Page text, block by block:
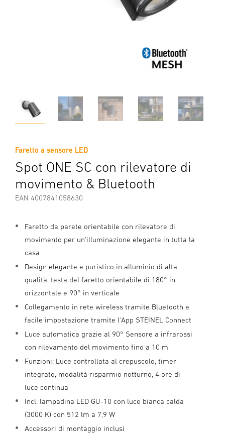
Faretto a sensore LED
Spot ONE SC con rilevatore di
movimento & Bluetooth
EAN 4007841058630
Faretto da parete orientabile con rilevatore di
movimento per un'illuminazione elegante in tutta la
casa
Design elegante e puristico in alluminio di alta
qualità, testa del faretto orientabile di 180° in
orizzontale e 90° in verticale
Collegamento in rete wireless tramite Bluetooth e
facile impostazione tramite l'App STEINEL Connect
Luce automatica grazie al 90° Sensore a infrarossi
con rilevamento del movimento fino a 10 m
Funzioni: Luce controllata al crepuscolo, timer
integrato, modalità risparmio notturno, 4 ore di
luce continua
Incl. lampadina LED GU-10 con luce bianca calda
(3000 K) con 512 lm a 7,9 W
Accessori di montaggio inclusi